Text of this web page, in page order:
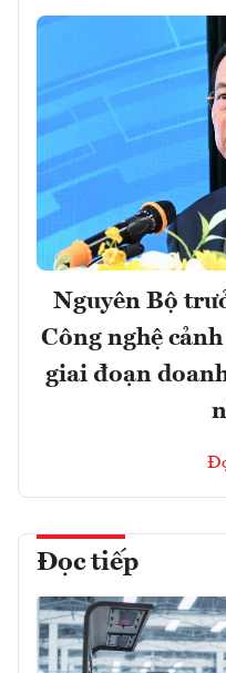
Nguyên Bộ
Công nghệ
giai đoạn
Đọc tiếp